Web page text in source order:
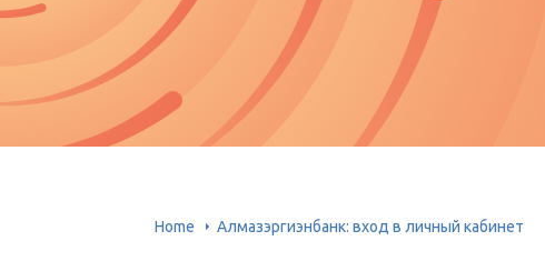
Home Алмазэргиэнбанк: вход в личный кабинет